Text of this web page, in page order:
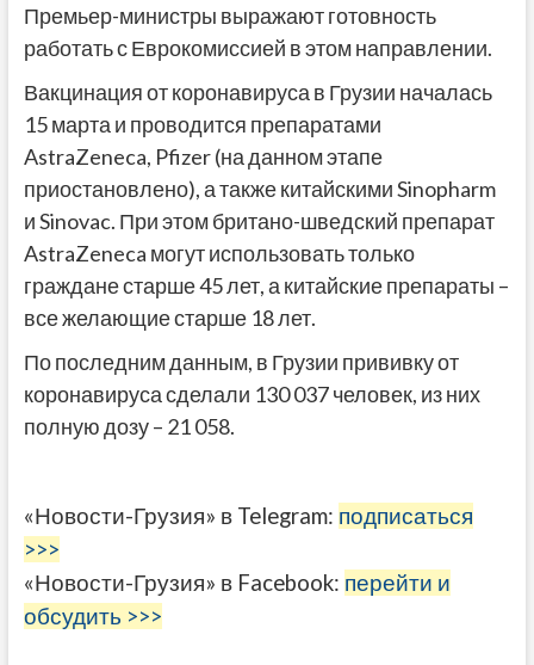
Премьер-министры выражают готовность
работать с Еврокомиссией в этом направлении.
Вакцинация от коронавируса в Грузии началась
15 марта и проводится препаратами
AstraZeneca, Pfizer (на данном этапе
приостановлено), а также китайскими Sinopharm
и Sinovac. При этом британо-шведский препарат
AstraZeneca могут использовать только
граждане старше 45 лет, а китайские препараты –
все желающие старше 18 лет.
По последним данным, в Грузии прививку от
коронавируса сделали 130 037 человек, из них
полную дозу – 21 058.
«Новости-Грузия» в Telegram: подписаться
>>>
«Новости-Грузия» в Facebook: перейти и
обсудить >>>